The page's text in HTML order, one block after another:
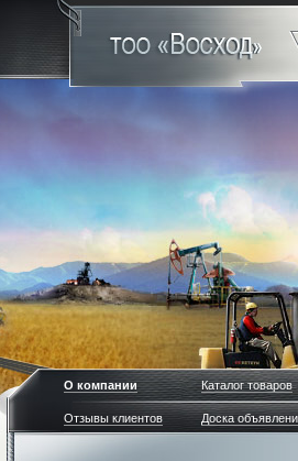
О компании Каталог товаров
Отзывы клиентов Доска